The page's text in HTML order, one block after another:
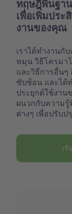
ทฤษฎีพื้นฐา
เพื่อเพิ่มประ
งานของคุณ
เราได้ทำงานกั
หมุน วิธีโครมา
และวิธีการอื่นๆ
ซับซ้อน และได้
ประยุกต์ใช้งาน
ผนวกกับความรู้
ต่างๆ เพื่อปรับ
เรี